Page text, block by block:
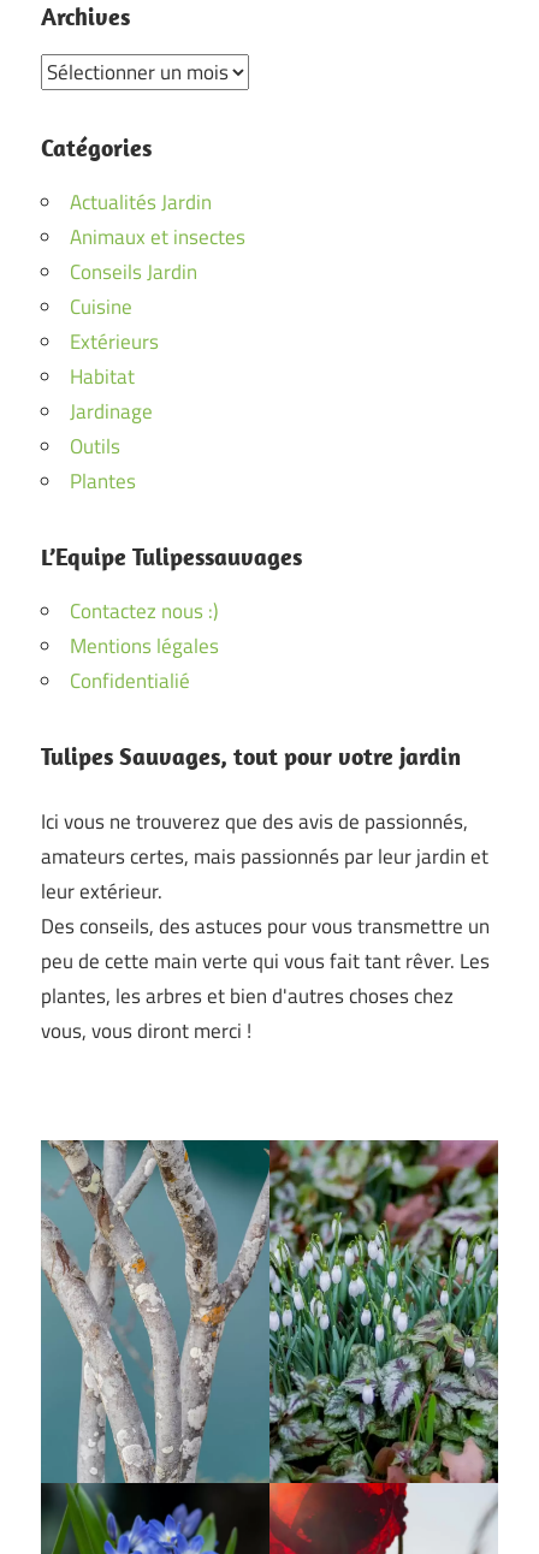
Archives
Archives
Catégories
Actualités Jardin
Animaux et insectes
Conseils Jardin
Cuisine
Extérieurs
Habitat
Jardinage
Outils
Plantes
L’Equipe Tulipessauvages
Contactez nous :)
Mentions légales
Confidentialié
Tulipes Sauvages, tout pour votre jardin
Ici vous ne trouverez que des avis de passionnés,
amateurs certes, mais passionnés par leur jardin et
leur extérieur.
Des conseils, des astuces pour vous transmettre un
peu de cette main verte qui vous fait tant rêver. Les
plantes, les arbres et bien d'autres choses chez
vous, vous diront merci !